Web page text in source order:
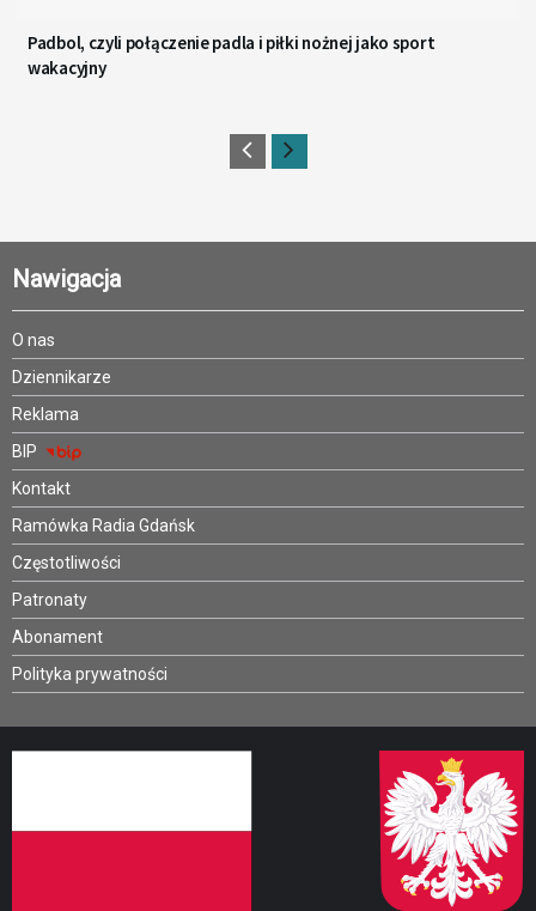
Padbol, czyli połączenie padla i piłki nożnej jako sport
wakacyjny
Nawigacja
O nas
Dziennikarze
Reklama
BIP
Kontakt
Ramówka Radia Gdańsk
Częstotliwości
Patronaty
Abonament
Polityka prywatności